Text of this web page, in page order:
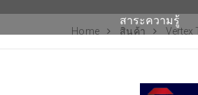
สาระความรู้
Home สินค้า Vertex